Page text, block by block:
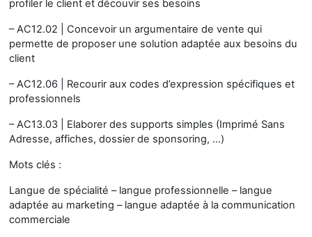
profiler le client et découvir ses besoins
– AC12.02 | Concevoir un argumentaire de vente qui
permette de proposer une solution adaptée aux besoins du
client
– AC12.06 | Recourir aux codes d’expression spécifiques et
professionnels
– AC13.03 | Elaborer des supports simples (Imprimé Sans
Adresse, affiches, dossier de sponsoring, ...)
Mots clés :
Langue de spécialité – langue professionnelle – langue
adaptée au marketing – langue adaptée à la communication
commerciale